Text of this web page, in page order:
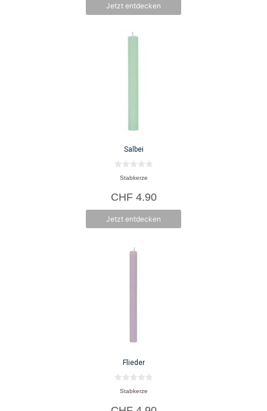
Jetzt entdecken
Salbei
n
5
Stabkerze
CHF4.90
Jetzt entdecken
Flieder
n
Stabkerze